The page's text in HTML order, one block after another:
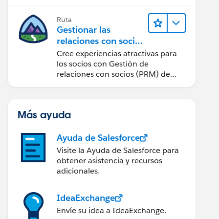
Ruta
Gestionar las
relaciones con socios
con PRM de Sales
Cloud
Cree experiencias atractivas para
los socios con Gestión de
relaciones con socios (PRM) de
Más ayuda
Ayuda de Salesforce
Visite la Ayuda de Salesforce para
obtener asistencia y recursos
adicionales.
IdeaExchange
Envíe su idea a IdeaExchange.